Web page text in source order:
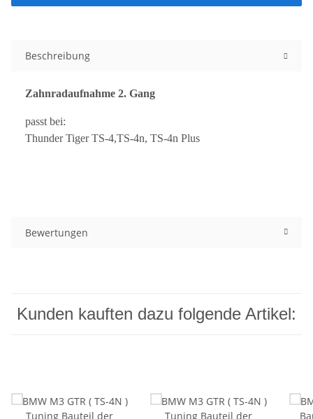
Beschreibung
Zahnradaufnahme 2. Gang
passt bei:
Thunder Tiger TS-4,TS-4n, TS-4n Plus
Bewertungen
Kunden kauften dazu folgende Artikel: